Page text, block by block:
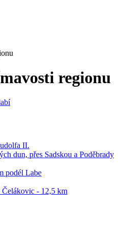
regionu
II.
dun, přes Sadskou a Poděbrady
podél Labe
Čelákovic - 12,5 km